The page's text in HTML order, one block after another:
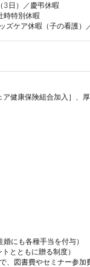
3日）／慶弔休暇
時特別休暇
ズケア休暇（子の看護）
健康保険組合加入］、
にも各種手当を付与）
とともに贈る制度）
、図書費やセミナー参加